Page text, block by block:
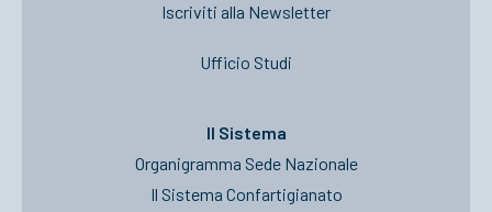
Iscriviti alla Newsletter
Ufficio Studi
Il Sistema
Organigramma Sede Nazionale
Il Sistema Confartigianato